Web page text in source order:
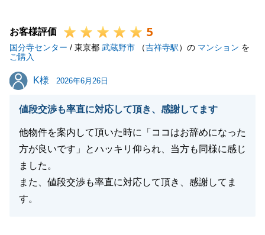
引き続きどうぞよろしくお願いいたします。
お客様評価 5
国分寺センター / 東京都 武蔵野市 （吉祥寺駅）の マンション を
ご購入
K様
K様 2026年6月26日
値段交渉も率直に対応して頂き、感謝してます
他物件を案内して頂いた時に「ココはお辞めになった
方が良いです」とハッキリ仰られ、当方も同様に感じ
ました。
また、値段交渉も率直に対応して頂き、感謝してま
す。